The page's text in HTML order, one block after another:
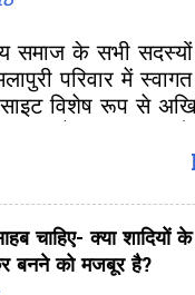
समाज के सभी
परिवार में
विशेष रूप से
हमारे समस्त
समाज के हर सदस्य
कराना है, जहां
संस्कृति और अपने
चाहिए- क्या शादियों
बनने को मजबूर है?